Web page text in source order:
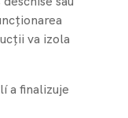
va izola
a finalizuje